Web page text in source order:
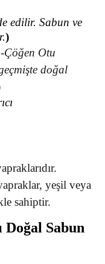
edilir. Sabun ve
)
Çöğen Otu
doğal
yeşil veya
sahiptir.
Doğal Sabun